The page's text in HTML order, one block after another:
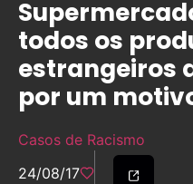
todos os
estrangeiros
por um
Casos de Racismo
24/08/17